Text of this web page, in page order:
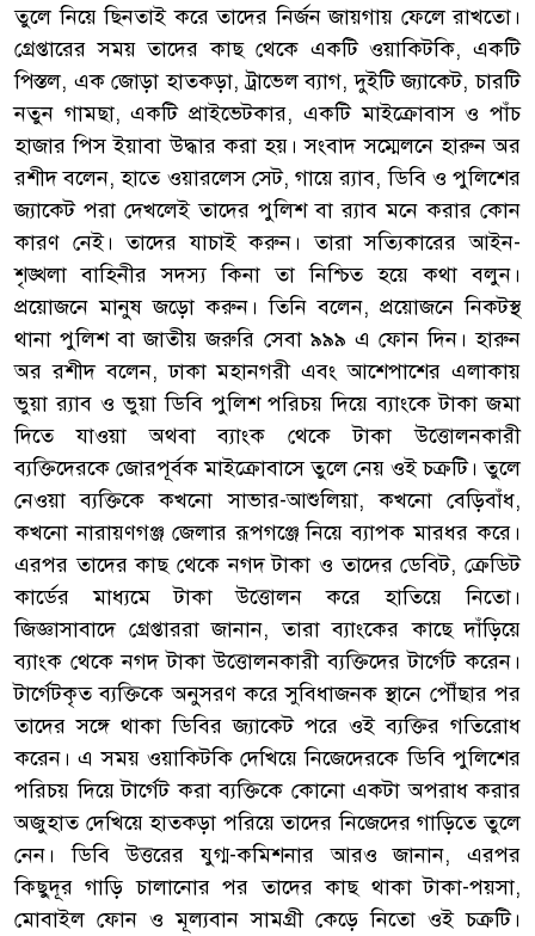
তুলে নিয়ে ছিনতাই করে তাদের নির্জন জায়গায় ফেলে রাখতো।
গ্রেপ্তারের সময় তাদের কাছ থেকে একটি ওয়াকিটকি, একটি
পিস্তল, এক জোড়া হাতকড়া, ট্রাভেল ব্যাগ, দুইটি জ্যাকেট, চারটি
নতুন গামছা, একটি প্রাইভেটকার, একটি মাইক্রোবাস ও পাঁচ
হাজার পিস ইয়াবা উদ্ধার করা হয়। সংবাদ সম্মেলনে হারুন অর
রশীদ বলেন, হাতে ওয়ারলেস সেট, গায়ে র‌্যাব, ডিবি ও পুলিশের
জ্যাকেট পরা দেখলেই তাদের পুলিশ বা র‌্যাব মনে করার কোন
কারণ নেই। তাদের যাচাই করুন। তারা সত্যিকারের আইন-
শৃঙ্খলা বাহিনীর সদস্য কিনা তা নিশ্চিত হয়ে কথা বলুন।
প্রয়োজনে মানুষ জড়ো করুন। তিনি বলেন, প্রয়োজনে নিকটস্থ
থানা পুলিশ বা জাতীয় জরুরি সেবা ৯৯৯ এ ফোন দিন। হারুন
অর রশীদ বলেন, ঢাকা মহানগরী এবং আশেপাশের এলাকায়
ভুয়া র‌্যাব ও ভুয়া ডিবি পুলিশ পরিচয় দিয়ে ব্যাংকে টাকা জমা
দিতে যাওয়া অথবা ব্যাংক থেকে টাকা উত্তোলনকারী
ব্যক্তিদেরকে জোরপূর্বক মাইক্রোবাসে তুলে নেয় ওই চক্রটি। তুলে
নেওয়া ব্যক্তিকে কখনো সাভার-আশুলিয়া, কখনো বেড়িবাঁধ,
কখনো নারায়ণগঞ্জ জেলার রূপগঞ্জে নিয়ে ব্যাপক মারধর করে।
এরপর তাদের কাছ থেকে নগদ টাকা ও তাদের ডেবিট, ক্রেডিট
কার্ডের মাধ্যমে টাকা উত্তোলন করে হাতিয়ে নিতো।
জিজ্ঞাসাবাদে গ্রেপ্তাররা জানান, তারা ব্যাংকের কাছে দাঁড়িয়ে
ব্যাংক থেকে নগদ টাকা উত্তোলনকারী ব্যক্তিদের টার্গেট করেন।
টার্গেটকৃত ব্যক্তিকে অনুসরণ করে সুবিধাজনক স্থানে পৌঁছার পর
তাদের সঙ্গে থাকা ডিবির জ্যাকেট পরে ওই ব্যক্তির গতিরোধ
করেন। এ সময় ওয়াকিটকি দেখিয়ে নিজেদেরকে ডিবি পুলিশের
পরিচয় দিয়ে টার্গেট করা ব্যক্তিকে কোনো একটা অপরাধ করার
অজুহাত দেখিয়ে হাতকড়া পরিয়ে তাদের নিজেদের গাড়িতে তুলে
নেন। ডিবি উত্তরের যুগ্ম-কমিশনার আরও জানান, এরপর
কিছুদূর গাড়ি চালানোর পর তাদের কাছ থাকা টাকা-পয়সা,
মোবাইল ফোন ও মূল্যবান সামগ্রী কেড়ে নিতো ওই চক্রটি।